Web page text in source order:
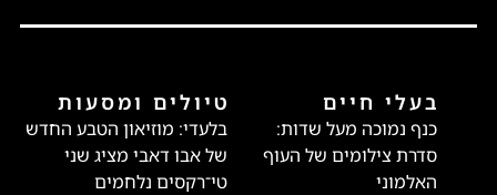
בעלי חיים
כנף נמוכה מעל שדות:
סדרת צילומים של העוף
האלמוני
טיולים ומסעות
בלעדי: מוזיאון הטבע החדש
של אבו דאבי מציג שני
טי־רקסים נלחמים